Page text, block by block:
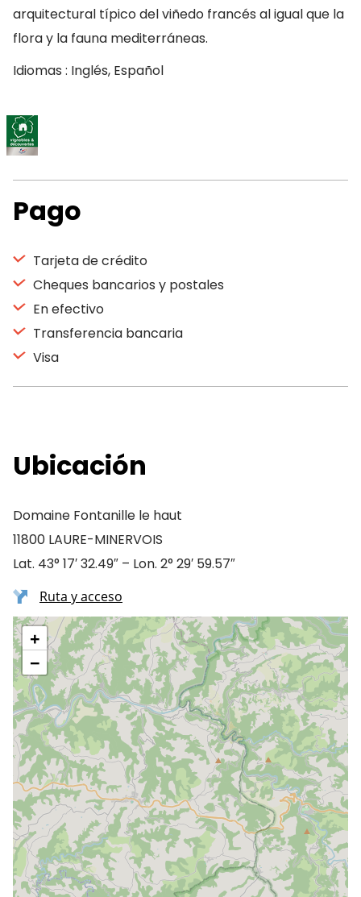
arquitectural típico del viñedo francés al igual que la
flora y la fauna mediterráneas.
Idiomas : Inglés, Español
Pago
Tarjeta de crédito
Cheques bancarios y postales
En efectivo
Transferencia bancaria
Visa
Ubicación
Domaine Fontanille le haut
11800 LAURE-MINERVOIS
Lat. 43° 17′ 32.49″ – Lon. 2° 29′ 59.57″
Ruta y acceso
+
−